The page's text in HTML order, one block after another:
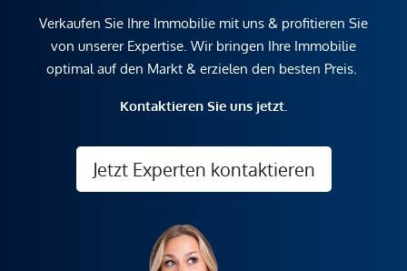
Verkaufen Sie Ihre Immobilie mit uns & profitieren Sie
von unserer Expertise. Wir bringen Ihre Immobilie
optimal auf den Markt & erzielen den besten Preis.
Kontaktieren Sie uns jetzt.
Jetzt Experten kontaktieren